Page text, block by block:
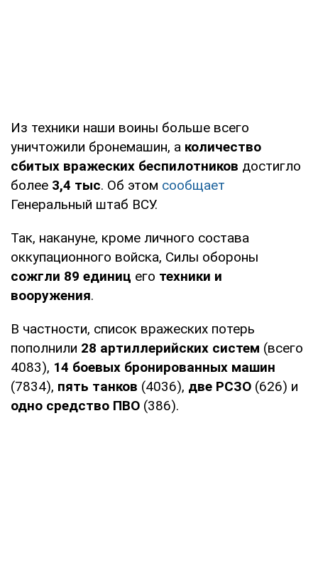
Из техники наши воины больше всего
уничтожили бронемашин, а количество
сбитых вражеских беспилотников достигло
более 3,4 тыс. Об этом сообщает
Генеральный штаб ВСУ.
Так, накануне, кроме личного состава
оккупационного войска, Силы обороны
сожгли 89 единиц его техники и
вооружения.
В частности, список вражеских потерь
пополнили 28 артиллерийских систем (всего
4083), 14 боевых бронированных машин
(7834), пять танков (4036), две РСЗО (626) и
одно средство ПВО (386).